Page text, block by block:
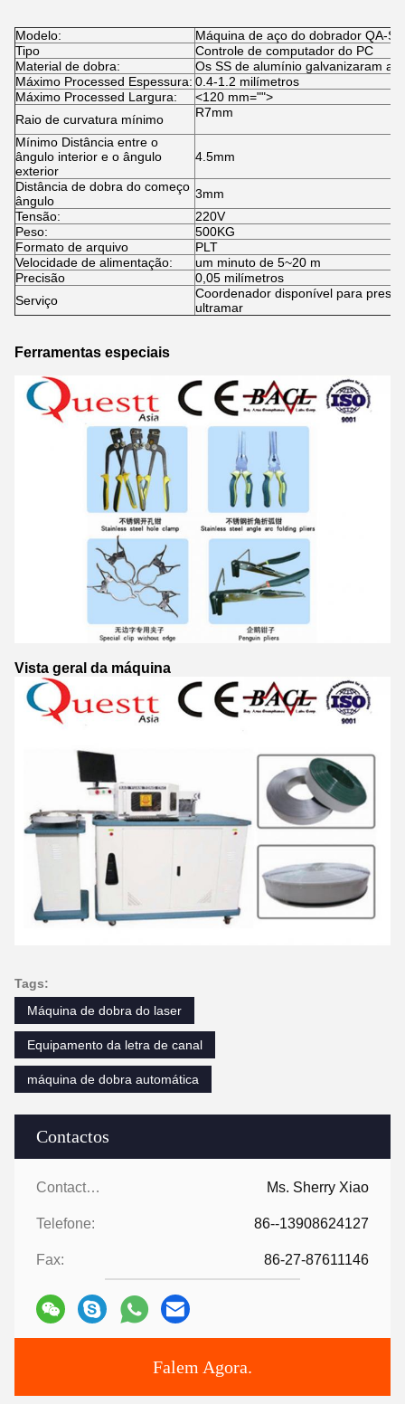
Contactos
Contactos: Ms. Sherry Xiao
Telefone: 86--13908624127
Fax: 86-27-87611146
Falem Agora.
Modelo:
Máquina de aço do dobrador QA-
Tipo
Controle de computador do PC
Material de dobra:
Os SS de alumínio galvanizaram a
Máximo Processed Espessura: 0.4-1.2 milímetros
Máximo Processed Largura:
<120 mm="">
Raio de curvatura mínimo
R7mm
Mínimo Distância entre o
ângulo interior e o ângulo
exterior
4.5mm
Distância de dobra do começo
ângulo
3mm
Tensão:
220V
Peso:
500KG
Formato de arquivo
PLT
Velocidade de alimentação:
um minuto de 5~20 m
Precisão
0,05 milímetros
Serviço
Coordenador disponível para
ultramar
Ferramentas especiais
Vista geral da máquina
Tags:
Máquina de dobra do laser
Equipamento da letra de canal
máquina de dobra automática